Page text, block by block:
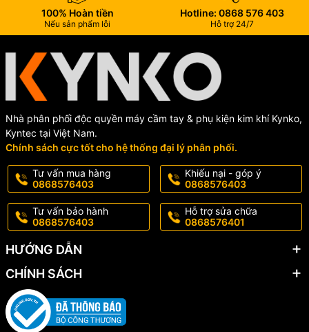
100% Hoàn tiền
Nếu sản phẩm lỗi
Hotline: 0868 576 403
Hỗ trợ 24/7
Nhà phân phối độc quyền máy cầm tay & phụ kiện kim khí Kynko,
Kyntec tại Việt Nam.
Chính sách cực tốt cho hệ thống đại lý phân phối.
Tư vấn mua hàng
0868576403
Khiếu nại - góp ý
0868576403
Tư vấn bảo hành
0868576403
Hỗ trợ sửa chữa
0868576401
HƯỚNG DẪN
CHÍNH SÁCH